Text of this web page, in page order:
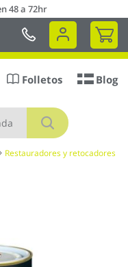
48 a 72hr
Mi
Buscar
Folletos Blog
Restauradores y retocadores